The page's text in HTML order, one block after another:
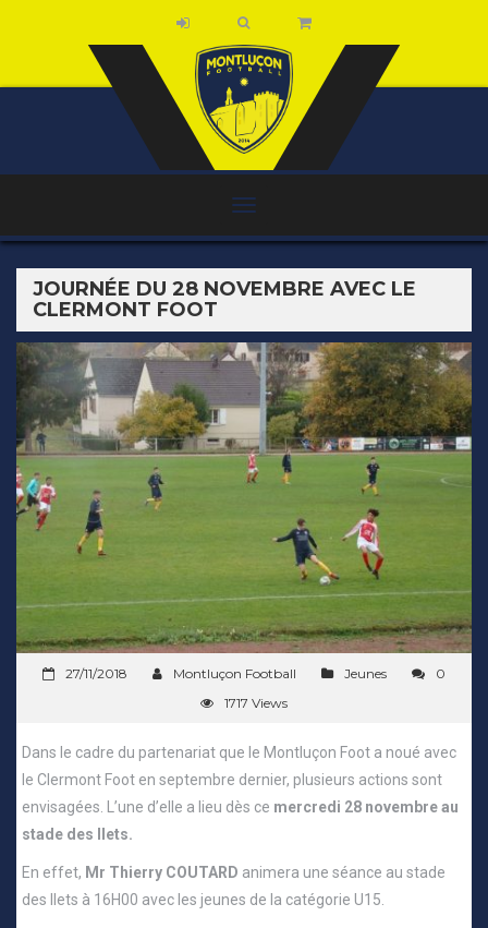
JOURNÉE DU 28 NOVEMBRE AVEC LE
CLERMONT FOOT
27/11/2018 Montluçon Football Jeunes
0
1717 Views
Dans le cadre du partenariat que le Montluçon Foot a noué avec
le Clermont Foot en septembre dernier, plusieurs actions sont
envisagées. L’une d’elle a lieu dès ce mercredi 28 novembre au
stade des Ilets.
En effet, Mr Thierry COUTARD animera une séance au stade
des Ilets à 16H00 avec les jeunes de la catégorie U15.